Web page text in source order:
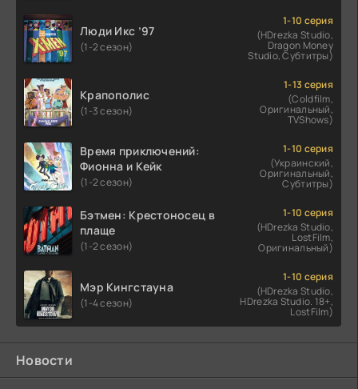
Люди Икс ’97
(1-2 сезон)
1-10 серия
(HDrezka Studio,
Dragon Money
Studio, Субтитры)
Крапополис
(1-3 сезон)
1-13 серия
(Coldfilm,
Оригинальный,
TVShows)
Время приключений:
Фионна и Кейк
(1-2 сезон)
1-10 серия
(Украинский,
Оригинальный,
Субтитры)
Бэтмен: Крестоносец в
плаще
(1-2 сезон)
1-10 серия
(HDrezka Studio,
LostFilm,
Оригинальный)
Мэр Кингстауна
(1-4 сезон)
1-10 серия
(HDrezka Studio,
HDrezka Studio. 18+,
LostFilm)
Новости